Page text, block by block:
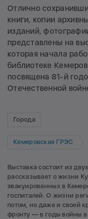
Отлично
книги, копии
изданий,
представлены на
которая начала
библиотеке
посвящена 81-й
Отечественной
Города
Кемеровская ГРЭС
Выставка состоит из
рассказывает о жизни
эвакуированных в
госпиталей. О жизни
потом, но даже и своей
фронту — в годы войны в